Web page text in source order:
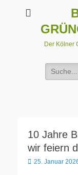
Der Kölner
Suchen
nach:
10 Jahre
wir feiern
Veröffentlicht
25. Januar